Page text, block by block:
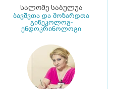
სალომე საბულუა
ბავშვთა და მოზარდთა
გინეკოლოგ-
ენდოკრინოლოგი